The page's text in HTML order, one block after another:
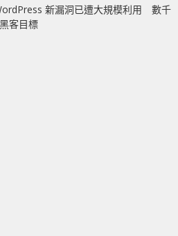
新漏洞已遭大規模利用 數千
客目標